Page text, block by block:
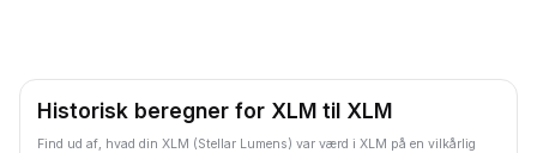
Historisk beregner for XLM til XLM
Find ud af, hvad din XLM (Stellar Lumens) var værd i XLM på en vilkårlig